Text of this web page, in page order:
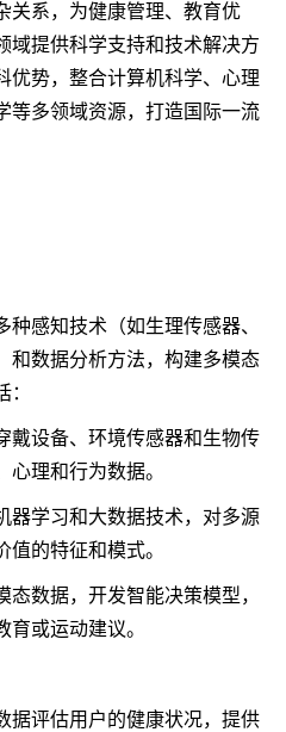
关系，为健康管理、教育优
域提供科学支持和技术解决方
优势，整合计算机科学、心理
等多领域资源，打造国际一流
种感知技术（如生理传感器、
和数据分析方法，构建多模态
设备、环境传感器和生物传
理和行为数据。
学习和大数据技术，对多源
的特征和模式。
数据，开发智能决策模型，
或运动建议。
评估用户的健康状况，提供